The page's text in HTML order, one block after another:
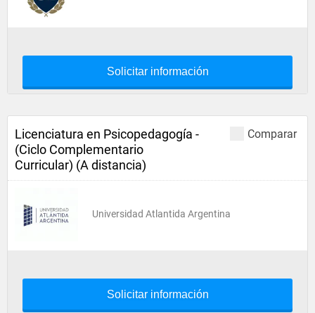
Solicitar información
Comparar
Licenciatura en Psicopedagogía -
(Ciclo Complementario
Curricular) (A distancia)
Universidad Atlantida Argentina
Solicitar información